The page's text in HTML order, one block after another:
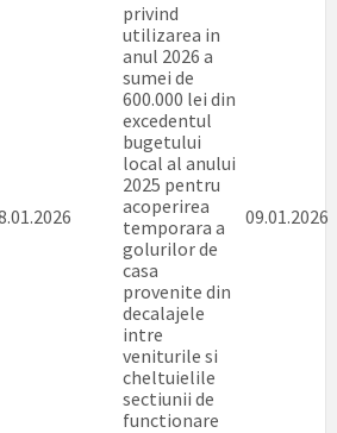
privind
utilizarea in
anul 2026 a
sumei de
600.000 lei din
excedentul
bugetului
local al anului
2025 pentru
acoperirea
temporara a
golurilor de
casa
provenite din
decalajele
intre
veniturile si
cheltuielile
sectiunii de
functionare
09.01.2026